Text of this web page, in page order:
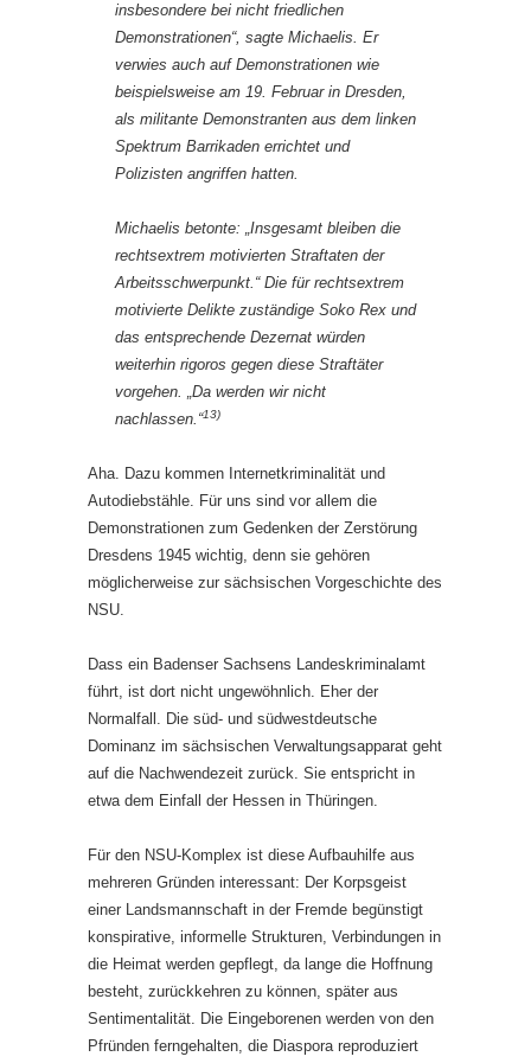
insbesondere bei nicht friedlichen
Demonstrationen“, sagte Michaelis. Er
verwies auch auf Demonstrationen wie
beispielsweise am 19. Februar in Dresden,
als militante Demonstranten aus dem linken
Spektrum Barrikaden errichtet und
Polizisten angriffen hatten.
Michaelis betonte: „Insgesamt bleiben die
rechtsextrem motivierten Straftaten der
Arbeitsschwerpunkt.“ Die für rechtsextrem
motivierte Delikte zuständige Soko Rex und
das entsprechende Dezernat würden
weiterhin rigoros gegen diese Straftäter
vorgehen. „Da werden wir nicht
nachlassen.“13)
Aha. Dazu kommen Internetkriminalität und
Autodiebstähle. Für uns sind vor allem die
Demonstrationen zum Gedenken der Zerstörung
Dresdens 1945 wichtig, denn sie gehören
möglicherweise zur sächsischen Vorgeschichte des
NSU.
Dass ein Badenser Sachsens Landeskriminalamt
führt, ist dort nicht ungewöhnlich. Eher der
Normalfall. Die süd- und südwestdeutsche
Dominanz im sächsischen Verwaltungsapparat geht
auf die Nachwendezeit zurück. Sie entspricht in
etwa dem Einfall der Hessen in Thüringen.
Für den NSU-Komplex ist diese Aufbauhilfe aus
mehreren Gründen interessant: Der Korpsgeist
einer Landsmannschaft in der Fremde begünstigt
konspirative, informelle Strukturen, Verbindungen in
die Heimat werden gepflegt, da lange die Hoffnung
besteht, zurückkehren zu können, später aus
Sentimentalität. Die Eingeborenen werden von den
Pfründen ferngehalten, die Diaspora reproduziert